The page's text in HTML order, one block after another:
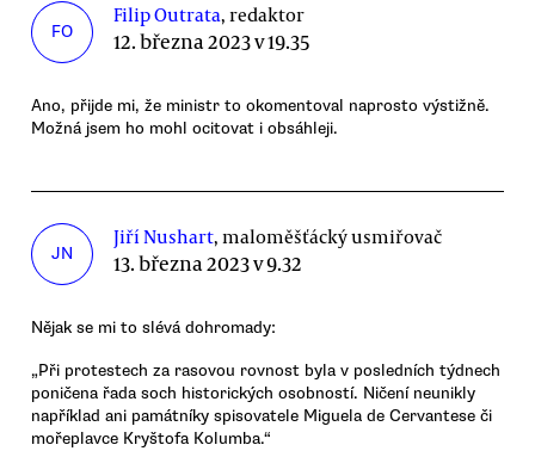
FO
Filip Outrata, redaktor
12. března 2023 v 19.35
Ano, přijde mi, že ministr to okomentoval naprosto výstižně.
Možná jsem ho mohl ocitovat i obsáhleji.
JN
Jiří Nushart, maloměšťácký usmiřovač
13. března 2023 v 9.32
Nějak se mi to slévá dohromady:
„Při protestech za rasovou rovnost byla v posledních týdnech
poničena řada soch historických osobností. Ničení neunikly
například ani památníky spisovatele Miguela de Cervantese či
mořeplavce Kryštofa Kolumba.“